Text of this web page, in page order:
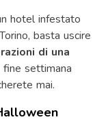
hotel infestato
basta uscire
di una
fine settimana
mai.